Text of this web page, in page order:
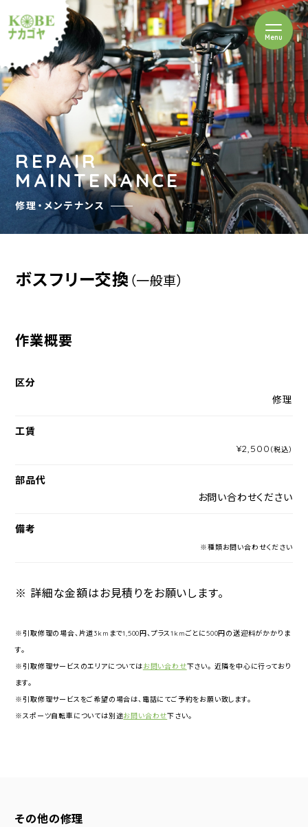
ルショップナカゴヤ
Menuを開閉
REPAIR
MAINTENANCE
修理・メンテナンス
ボスフリー交換 （一般車）
作業概要
区分
修理
工賃
¥2,500 （税込）
部品代
お問い合わせください
備考
※種類お問い合わせください
※ 詳細な金額はお見積りをお願いします。
※引取修理の場合、片道3kmまで1,500円、プラス1kmごとに500円の送迎料がかかりま
す。
※引取修理サービスのエリアについてはお問い合わせ下さい。 近隣を中心に行っており
ます。
※引取修理サービスをご希望の場合は、電話にてご予約をお願い致します。
※スポーツ自転車については別途お問い合わせ下さい。
その他の修理